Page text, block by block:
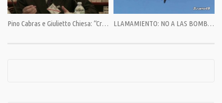
Pino Cabras e Giulietto Chiesa: “Cresce il cuore nero dell’Europa.” LLAMAMIENTO: NO A LAS BOMBAS NUCLEARES EN ITALIA